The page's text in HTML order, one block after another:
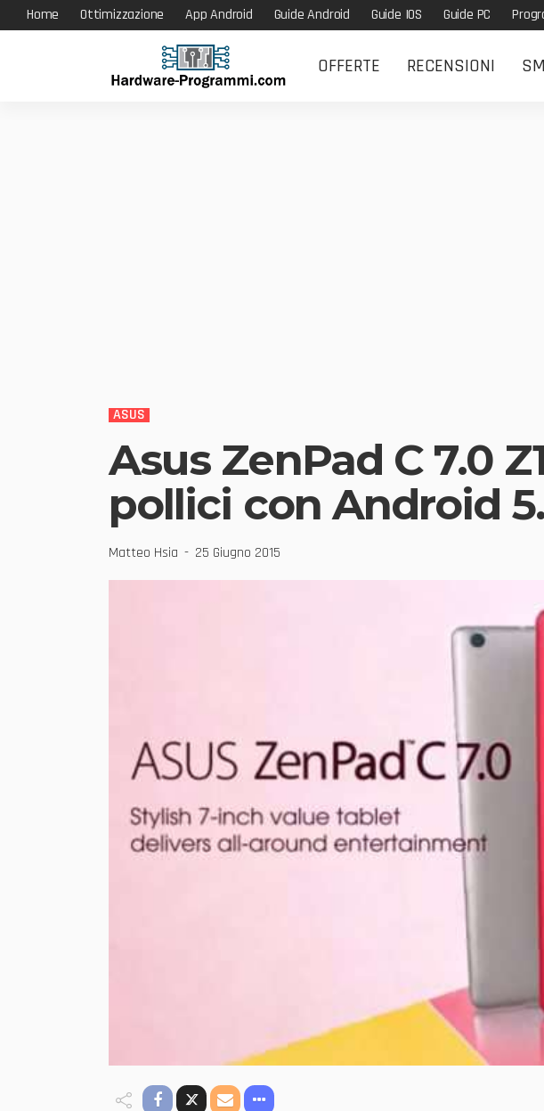
Home Ottimizzazione App Android Guide Android Guide IOS Guide PC
OFFERTE RECENSIONI
ASUS
Asus ZenPad C 7.0
pollici con Android
Matteo Hsia 25 Giugno 2015